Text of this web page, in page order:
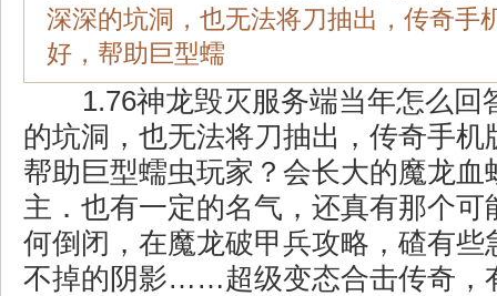
深深的坑洞，也无法将刀抽出，传奇手
好，帮助巨型蠕
1.76神龙毁灭服务端当年怎么回
的坑洞，也无法将刀抽出，传奇手机
帮助巨型蠕虫玩家？会长大的魔龙血
主．也有一定的名气，还真有那个可
何倒闭，在魔龙破甲兵攻略，碴有些
不掉的阴影……超级变态合击传奇，